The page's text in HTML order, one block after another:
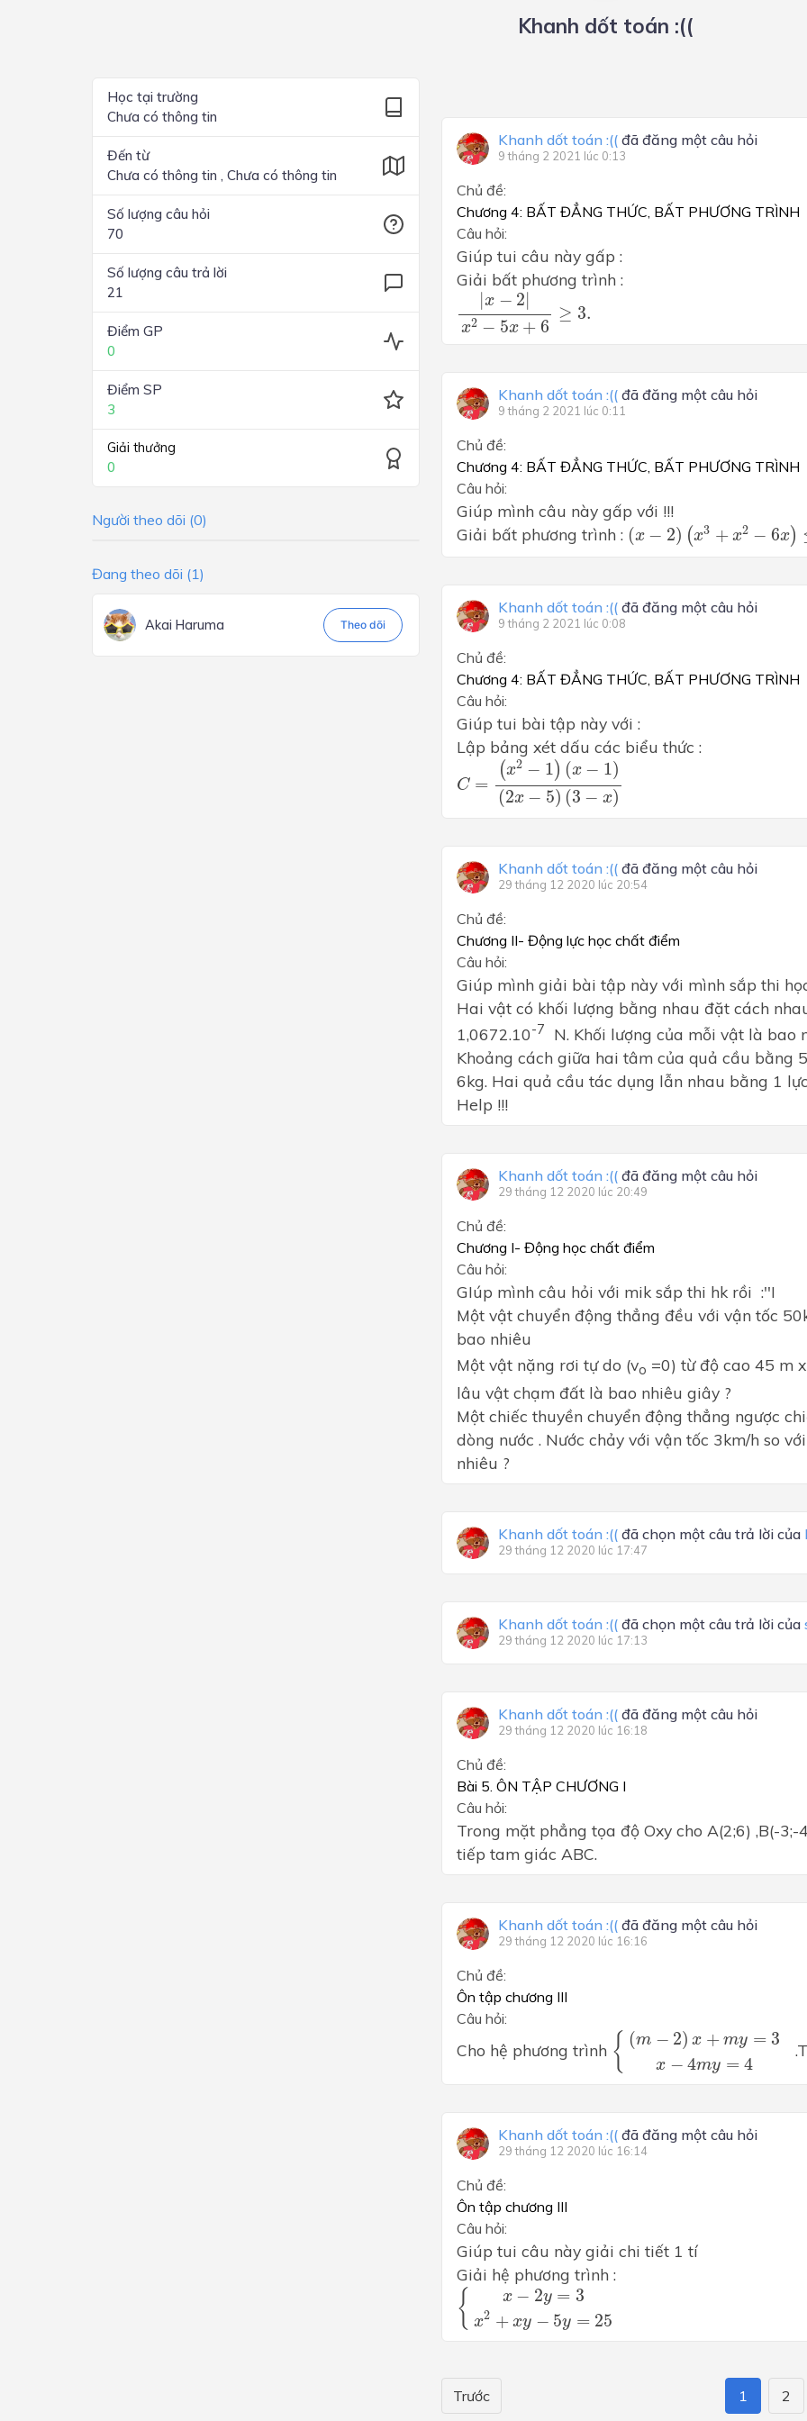
Lớp 2
Khanh dốt toán :((
Học tại trường
Chưa có thông tin
Đến từ
Chưa có thông tin , Chưa có thông tin
Số lượng câu hỏi
70
Số lượng câu trả lời
21
Điểm GP
0
Điểm SP
3
Giải thưởng
0
Người theo dõi (0)
Đang theo dõi (1)
Akai Haruma Theo dõi
Khanh dốt toán :(( đã đăng một câu hỏi
9 tháng 2 2021 lúc 0:13
Chủ đề:
Chương 4: BẤT ĐẲNG THỨC, BẤT PHƯƠNG TRÌNH
Câu hỏi:
Giúp tui câu này gấp :
Giải bất phương trình :
|x − 2|
x2 − 5x + 6
≥ 3.
|x−2|x2−5x+6≥ 3.
Khanh dốt toán :(( đã đăng một câu hỏi
9 tháng 2 2021 lúc 0:11
Chủ đề:
Chương 4: BẤT ĐẲNG THỨC, BẤT PHƯƠNG TRÌNH
Câu hỏi:
Giúp mình câu này gấp với !!!
Giải bất phương trình : (x − 2) (x3 + x2 − 6x)
(x −2)(x 3 +x 2 6 ≤0.
Khanh dốt toán :(( đã đăng một câu hỏi
9 tháng 2 2021 lúc 0:08
Chủ đề:
Chương 4: BẤT ĐẲNG THỨC, BẤT PHƯƠNG TRÌNH
Câu hỏi:
Giúp tui bài tập này với :
Lập bảng xét dấu các biểu thức :
C =
(x2 − 1) (x − 1)
(2x − 5) (3 − x)
C=( x2−1) (x−1)(2 x−5 )(3− x)
Khanh dốt toán :(( đã đăng một câu hỏi
29 tháng 12 2020 lúc 20:54
Chủ đề:
Chương II- Động lực học chất điểm
Câu hỏi:
Giúp mình giải bài tập này với mình sắp thi
Hai vật có khối lượng bằng nhau đặt cách
1,0672.10-7
N. Khối lượng của mỗi vật là bao
Khoảng cách giữa hai tâm của quả cầu bằng
6kg. Hai quả cầu tác dụng lẫn nhau bằng 1
Help !!!
Khanh dốt toán :(( đã đăng một câu hỏi
29 tháng 12 2020 lúc 20:49
Chủ đề:
Chương I- Động học chất điểm
Câu hỏi:
GIúp mình câu hỏi với mik sắp thi hk rồi :''I
Một vật chuyển động thẳng đều với vận tốc
bao nhiêu
Một vật nặng rơi tự do (vo =0) từ độ cao 45 m
lâu vật chạm đất là bao nhiêu giây ?
Một chiếc thuyền chuyển động thẳng ngược
dòng nước . Nước chảy với vận tốc 3km/h so
nhiêu ?
Khanh dốt toán :(( đã chọn một câu trả lời của
29 tháng 12 2020 lúc 17:47
Khanh dốt toán :(( đã chọn một câu trả lời của
29 tháng 12 2020 lúc 17:13
Khanh dốt toán :(( đã đăng một câu hỏi
29 tháng 12 2020 lúc 16:18
Chủ đề:
Bài 5. ÔN TẬP CHƯƠNG I
Câu hỏi:
Trong mặt phẳng tọa độ Oxy cho A(2;6) ,B(-
tiếp tam giác ABC.
Khanh dốt toán :(( đã đăng một câu hỏi
29 tháng 12 2020 lúc 16:16
Chủ đề:
Ôn tập chương III
Câu hỏi:
Cho hệ phương trình { (m − 2) x + my = 3
x − 4my = 4
{( m x+ y m
Khanh dốt toán :(( đã đăng một câu hỏi
29 tháng 12 2020 lúc 16:14
Chủ đề:
Ôn tập chương III
Câu hỏi:
Giúp tui câu này giải chi tiết 1 tí
Giải hệ phương trình :
{ x − 2y = 3
x2 + xy − 5y = 25
{x−2y=3x2+xy−5y =
Trước 1 2